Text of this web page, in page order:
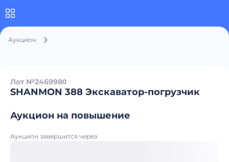
Аукцион
Лот №2469980
SHANMON 388 Экскаватор-погрузчик
Аукцион на повышение
Аукцион завершится через